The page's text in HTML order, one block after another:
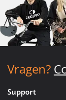
Vragen?
Support